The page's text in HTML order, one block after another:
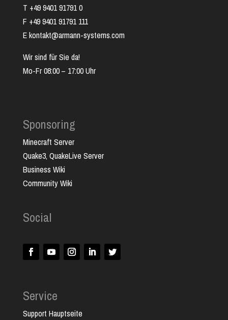
T +49 9401 91791 0
F +49 9401 91791 111
E kontakt@armann-systems.com
Wir sind für Sie da!
Mo-Fr 08:00 – 17:00 Uhr
Sponsoring
Minecraft Server
Quake3, QuakeLive Server
Business Wiki
Community Wiki
Social
Service
Support Hauptseite